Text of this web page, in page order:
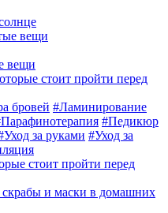
вещи
бровей #Ламинирование
Парафинотерапия #Педикюр
Уход за руками #Уход за
стоит пройти перед